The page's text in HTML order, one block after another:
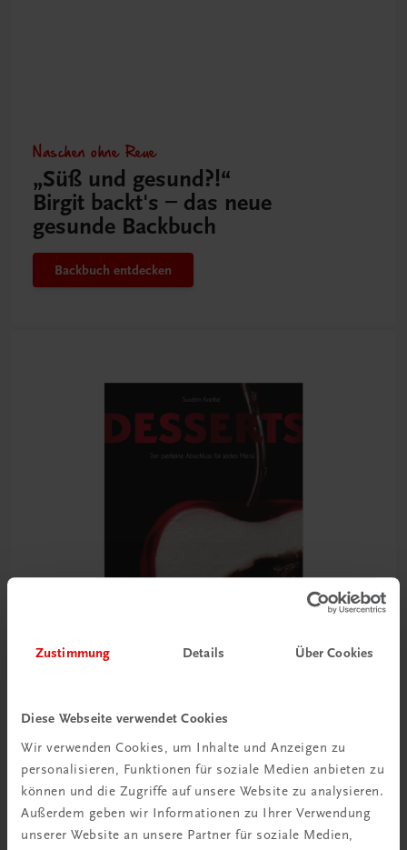
Zustimmung Details Über Cookies
Diese Webseite verwendet Cookies
Wir verwenden Cookies, um Inhalte und Anzeigen zu
personalisieren, Funktionen für soziale Medien anbieten zu
können und die Zugriffe auf unsere Website zu analysieren.
Außerdem geben wir Informationen zu Ihrer Verwendung
unserer Website an unsere Partner für soziale Medien,
Naschen ohne Reue
„Süß und gesund?!“
Birgit backt's – das neue
gesunde Backbuch
Backbuch entdecken
Desserts